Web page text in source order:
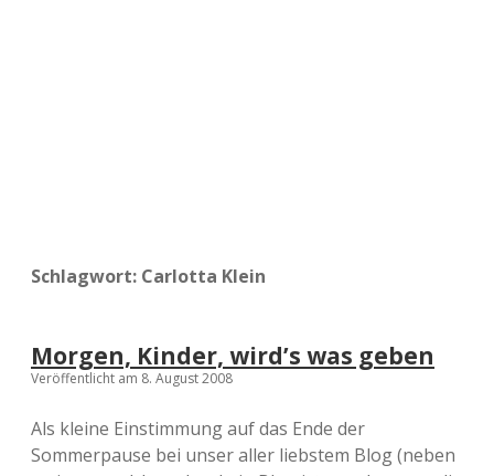
Schlagwort: Carlotta Klein
Morgen, Kinder, wird’s was geben
Veröffentlicht am 8. August 2008
Als kleine Einstimmung auf das Ende der
Sommerpause bei unser aller liebstem Blog (neben